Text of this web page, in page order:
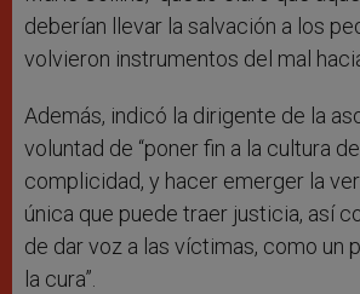
deberían llevar la salvación a los
volvieron instrumentos del mal
Además, indicó la dirigente de la
voluntad de “poner fin a la cultura
complicidad, y hacer emerger la
única que puede traer justicia, así
de dar voz a las víctimas, como un
la cura”.